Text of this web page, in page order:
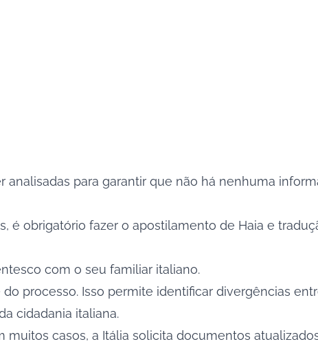
para garantir que não há nenhuma
obrigatório fazer o apostilamento de Haia e
com o seu familiar italiano.
processo. Isso permite identificar divergências
cidadania italiana.
casos, a Itália solicita documentos